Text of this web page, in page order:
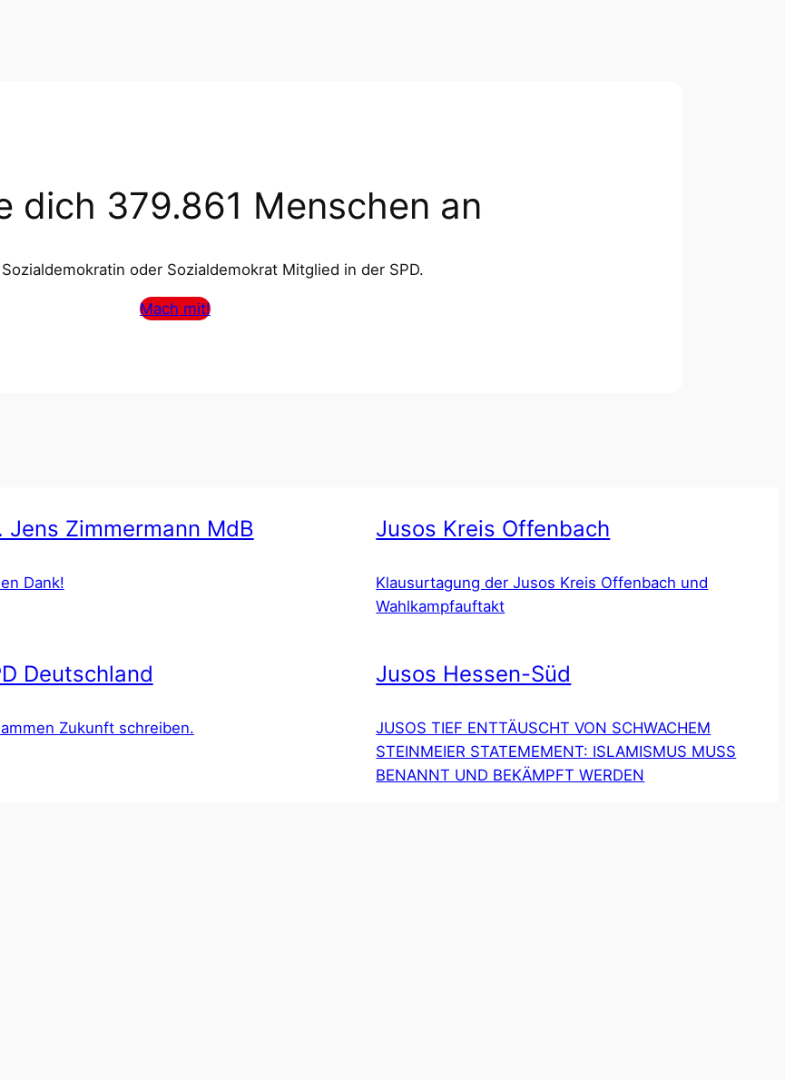
dich 379.861 Menschen an
oder Sozialdemokrat Mitglied in der SPD.
Mach mit!
Jens Zimmermann MdB
Dank!
Jusos Kreis Offenbach
Klausurtagung der Jusos Kreis Offenbach und
Wahlkampfauftakt
Deutschland
Zukunft schreiben.
Jusos Hessen-Süd
JUSOS TIEF ENTTÄUSCHT VON SCHWACHEM
STEINMEIER STATEMEMENT: ISLAMISMUS MUSS
BENANNT UND BEKÄMPFT WERDEN